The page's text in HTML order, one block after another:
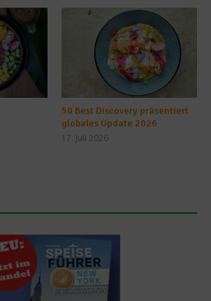
50 Best Discovery präsentiert
globales Update 2026
17. Juli 2026